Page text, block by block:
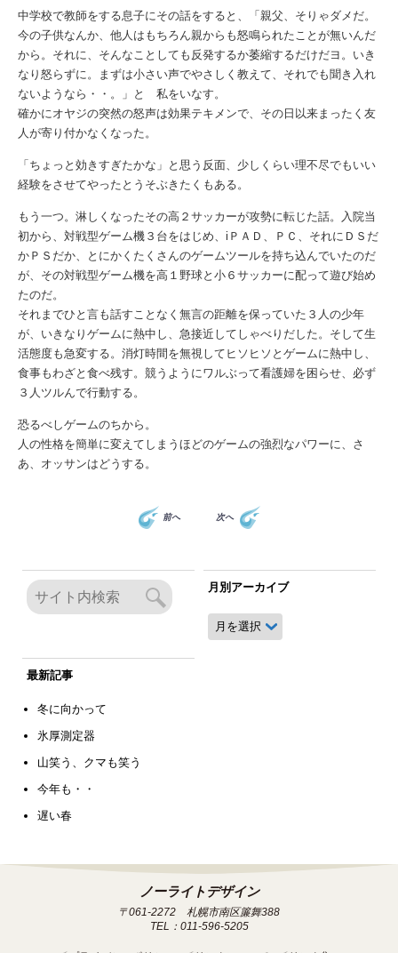
中学校で教師をする息子にその話をすると、「親父、そりゃダメだ。
今の子供なんか、他人はもちろん親からも怒鳴られたことが無いんだ
から。それに、そんなことしても反発するか萎縮するだけだヨ。いき
なり怒らずに。まずは小さい声でやさしく教えて、それでも聞き入れ
ないようなら・・。」と 私をいなす。
確かにオヤジの突然の怒声は効果テキメンで、その日以来まったく友
人が寄り付かなくなった。
「ちょっと効きすぎたかな」と思う反面、少しくらい理不尽でもいい
経験をさせてやったとうそぶきたくもある。
もう一つ。淋しくなったその高２サッカーが攻勢に転じた話。入院当
初から、対戦型ゲーム機３台をはじめ、iＰＡＤ、ＰＣ、それにＤＳだ
かＰＳだか、とにかくたくさんのゲームツールを持ち込んでいたのだ
が、その対戦型ゲーム機を高１野球と小６サッカーに配って遊び始め
たのだ。
それまでひと言も話すことなく無言の距離を保っていた３人の少年
が、いきなりゲームに熱中し、急接近してしゃべりだした。そして生
活態度も急変する。消灯時間を無視してヒソヒソとゲームに熱中し、
食事もわざと食べ残す。競うようにワルぶって看護婦を困らせ、必ず
３人ツルんで行動する。
恐るべしゲームのちから。
人の性格を簡単に変えてしまうほどのゲームの強烈なパワーに、さ
あ、オッサンはどうする。
前へ 次へ
月別アーカイブ
月
別
最新記事
冬に向かって
氷厚測定器
山笑う、クマも笑う
今年も・・
遅い春
ノーライトデザイン
〒061-2272 札幌市南区簾舞388
TEL：011-596-5205